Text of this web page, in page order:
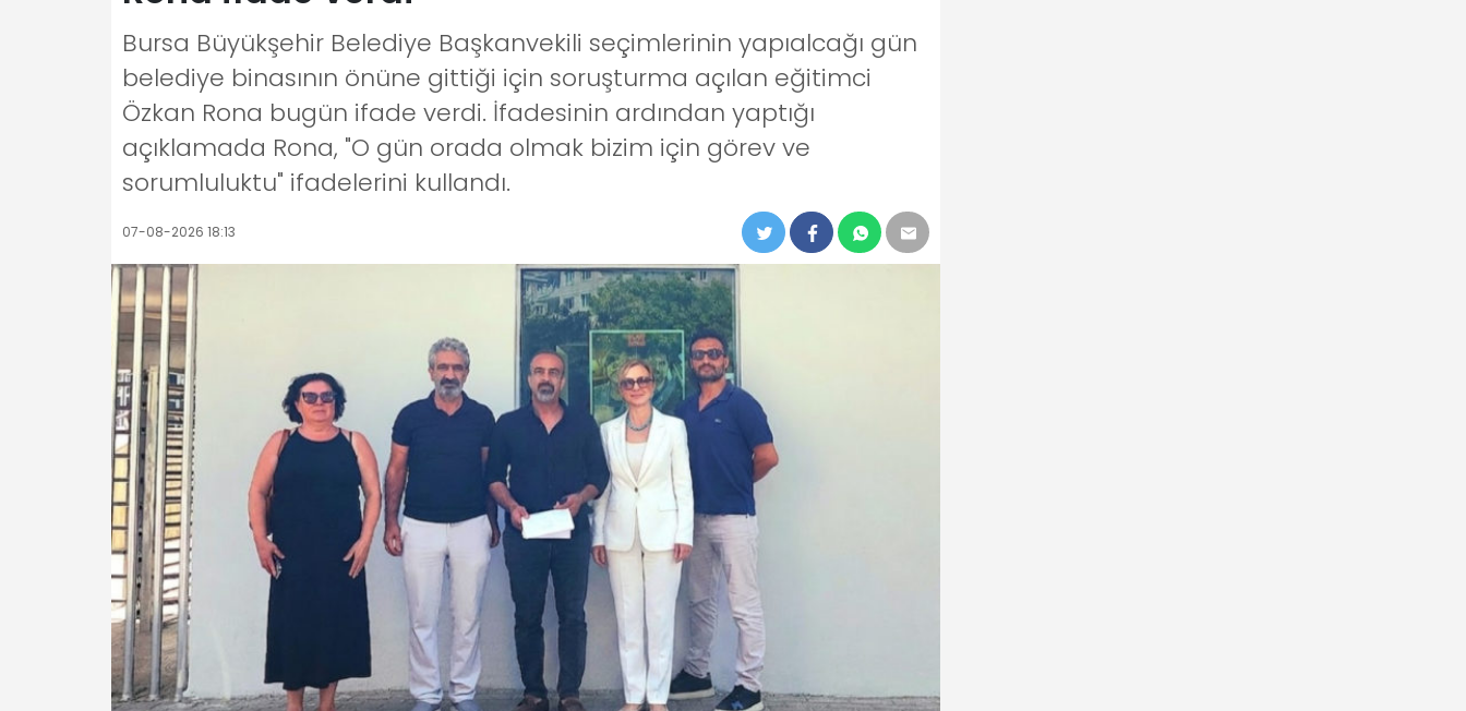
Bursa Büyükşehir Belediye Başkanvekili seçimlerinin yapıalcağı gün
belediye binasının önüne gittiği için soruşturma açılan eğitimci
Özkan Rona bugün ifade verdi. İfadesinin ardından yaptığı
açıklamada Rona, "O gün orada olmak bizim için görev ve
sorumluluktu" ifadelerini kullandı.
07-08-2026 18:13